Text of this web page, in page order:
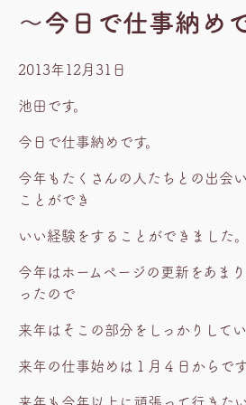
～今日で仕事納め
2013年12月31日
池田です。
今日で仕事納めです。
今年もたくさんの人たちとの出会
ことができ
いい経験をすることができました。
今年はホームページの更新をあま
ったので
来年はそこの部分をしっかりしてい
来年の仕事始めは１月４日からです